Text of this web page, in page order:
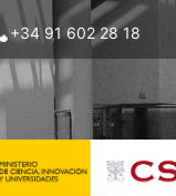
+34 91 602 28 18